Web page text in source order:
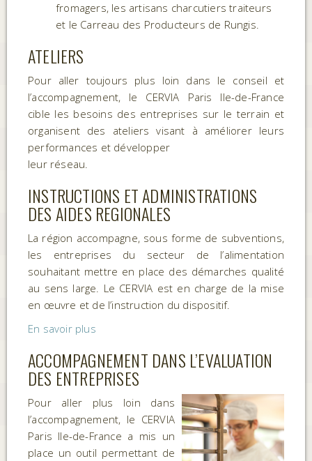
fromagers, les artisans charcutiers traiteurs
et le Carreau des Producteurs de Rungis.
ATELIERS
Pour aller toujours plus loin dans le conseil et
l’accompagnement, le CERVIA Paris Ile-de-France
cible les besoins des entreprises sur le terrain et
organisent des ateliers visant à améliorer leurs
performances et développer
leur réseau.
INSTRUCTIONS ET ADMINISTRATIONS
DES AIDES REGIONALES
La région accompagne, sous forme de subventions,
les entreprises du secteur de l’alimentation
souhaitant mettre en place des démarches qualité
au sens large. Le CERVIA est en charge de la mise
en œuvre et de l’instruction du dispositif.
En savoir plus
ACCOMPAGNEMENT DANS L’EVALUATION
DES ENTREPRISES
Pour aller plus loin dans
l’accompagnement, le CERVIA
Paris Ile-de-France a mis un
place un outil permettant de